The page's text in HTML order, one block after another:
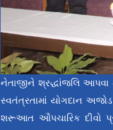
નેતાજીને શ્રદ્ધાંજલિ
સ્વતંત્રતામાં યોગદાન
શરૂઆત ઔપચારિક દીવો